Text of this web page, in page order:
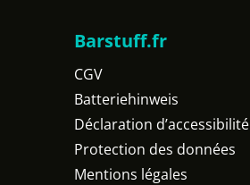
Barstuff.fr
CGV
Batteriehinweis
Déclaration d’accessibilité
Protection des données
Mentions légales